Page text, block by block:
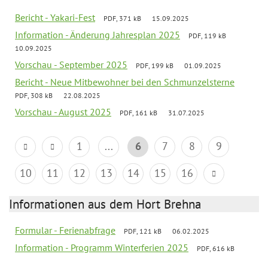
Bericht - Yakari-Fest PDF, 371 kB 15.09.2025
Information - Änderung Jahresplan 2025
PDF, 119 kB
10.09.2025
Vorschau - September 2025 PDF, 199 kB 01.09.2025
Bericht - Neue Mitbewohner bei den Schmunzelsterne
PDF, 308 kB 22.08.2025
Vorschau - August 2025 PDF, 161 kB 31.07.2025
1 ... 6 7 8
9
10
11 12 13 14 15 16
Informationen aus dem Hort Brehna
Formular - Ferienabfrage PDF, 121 kB 06.02.2025
Information - Programm Winterferien 2025
PDF, 616 kB